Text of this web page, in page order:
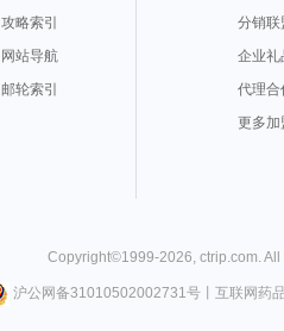
攻略索引
网站导航
邮轮索引
分销联
企业礼
代理合
更多加
Copyright©1999-2026 ctrip.com .
沪公网备31010502002731号丨 互联网药